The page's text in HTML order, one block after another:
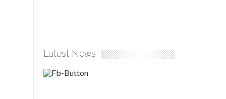
Latest News